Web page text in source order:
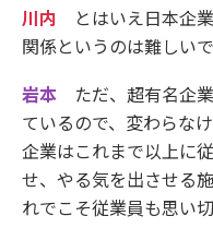
川内 とはいえ日本企
関係というのは難しいで
岩本 ただ、超有名企
ているので、変わらな
企業はこれまで以上に
せ、やる気を出させる
れでこそ従業員も思い